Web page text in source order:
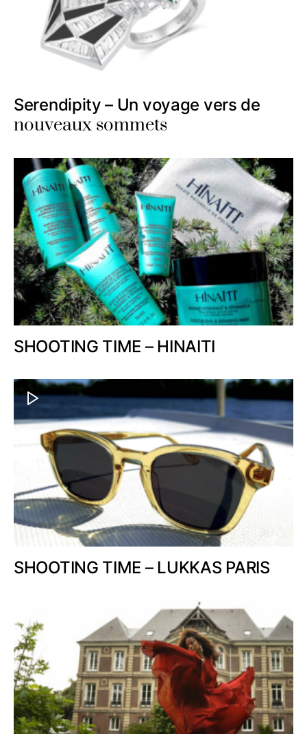
Serendipity – Un voyage vers de
nouveaux sommets
SHOOTING TIME – HINAITI
SHOOTING TIME – LUKKAS PARIS